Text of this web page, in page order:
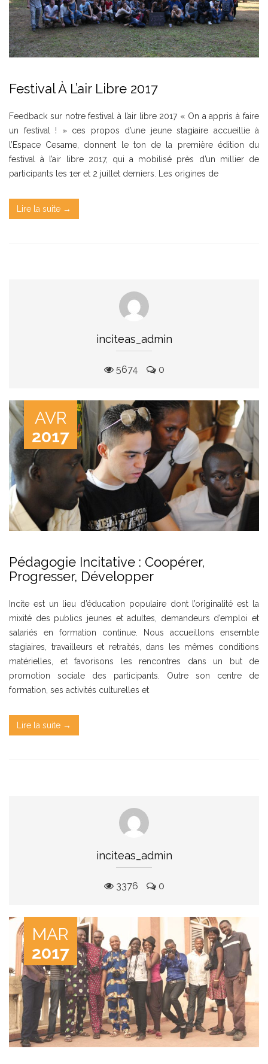
Festival À L’air Libre 2017
Feedback sur notre festival à l’air libre 2017 « On a appris à faire
un festival ! » ces propos d’une jeune stagiaire accueillie à
l’Espace Cesame, donnent le ton de la première édition du
festival à l’air libre 2017, qui a mobilisé près d’un millier de
participants les 1er et 2 juillet derniers. Les origines de
Lire la suite →
inciteas_admin
5674 0
AVR
2017
Pédagogie Incitative : Coopérer,
Progresser, Développer
Incite est un lieu d’éducation populaire dont l’originalité est la
mixité des publics jeunes et adultes, demandeurs d’emploi et
salariés en formation continue. Nous accueillons ensemble
stagiaires, travailleurs et retraités, dans les mêmes conditions
matérielles, et favorisons les rencontres dans un but de
promotion sociale des participants. Outre son centre de
formation, ses activités culturelles et
Lire la suite →
inciteas_admin
3376 0
MAR
2017